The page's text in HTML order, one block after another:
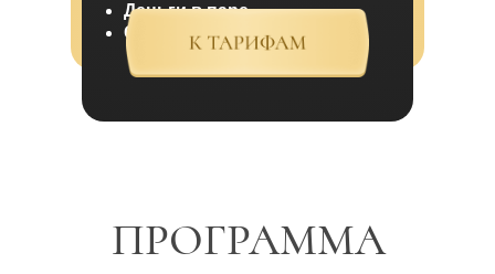
Деньги в паре
Сила рода
ПРОГРАММА